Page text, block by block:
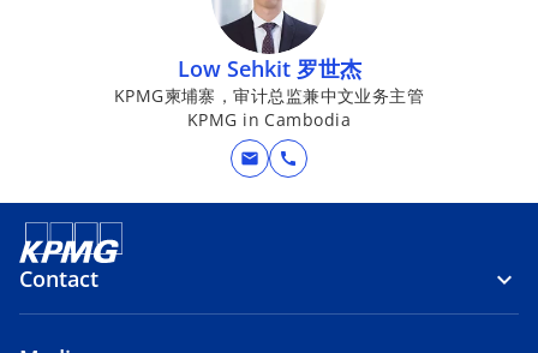
Low Sehkit 罗世杰
KPMG柬埔寨，审计总监兼中文业务主管
KPMG in Cambodia
mail call
Contact